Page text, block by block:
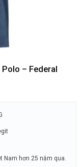
– Federal
Nam hơn 25 năm qua.